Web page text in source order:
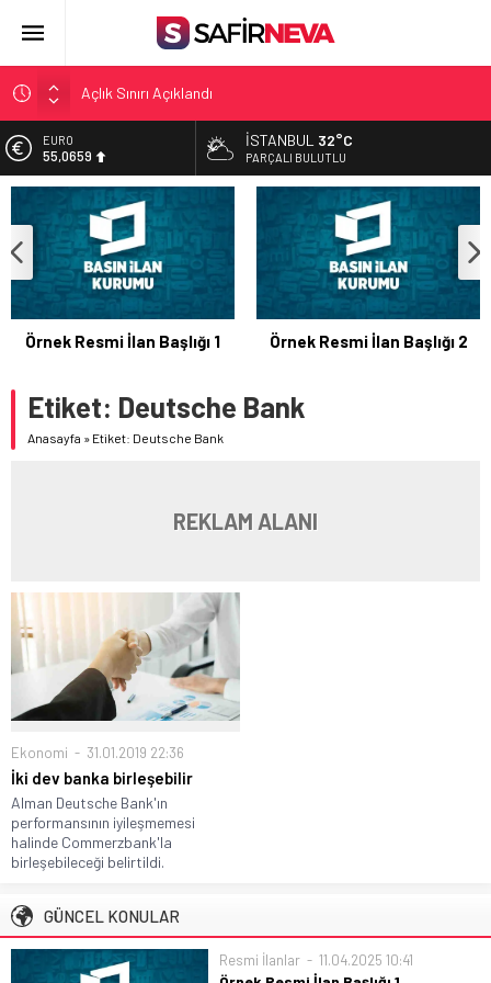
FETÖ’nün kritik ismi tutuklandı
Son dakika… İstanbul’da trafik felç
Yunanistan Başbakanı Çipras Türkiye’ye gelecek
EURO
55,0659
ALTIN
6.521,17
BİST
13.685,30
DOLAR
47,5953
İSTANBUL 32°C
PARÇALI BULUTLU
Örnek Resmi İlan Başlığı 1 Örnek Resmi İlan Başlığı 2
Etiket: Deutsche Bank
Anasayfa » Etiket: Deutsche Bank
REKLAM ALANI
Ekonomi 31.01.2019 22:36
İki dev banka birleşebilir
Alman Deutsche Bank'ın
performansının iyileşmemesi
halinde Commerzbank'la
birleşebileceği belirtildi.
GÜNCEL KONULAR
Resmi İlanlar 11.04.2025 10:41